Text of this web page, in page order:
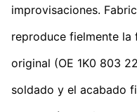
improvisaciones.
reproduce fielmente
original (OE 1K0 803
soldado y el acabado